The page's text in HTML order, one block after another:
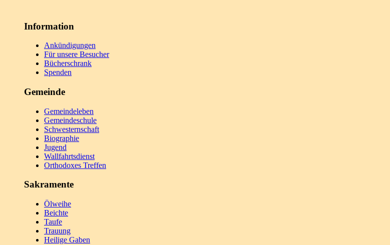
Information
Ankündigungen
Für unsere Besucher
Bücherschrank
Spenden
Gemeinde
Gemeindeleben
Gemeindeschule
Schwesternschaft
Biographie
Jugend
Wallfahrtsdienst
Orthodoxes Treffen
Sakramente
Ölweihe
Beichte
Taufe
Trauung
Heilige Gaben